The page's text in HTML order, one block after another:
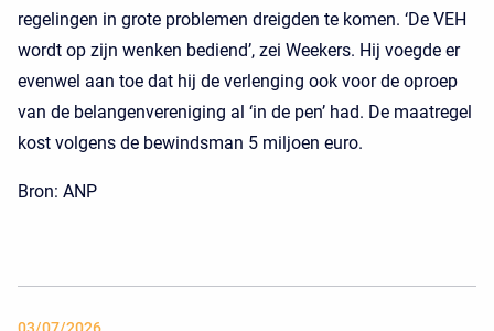
regelingen in grote problemen dreigden te komen. ‘De VEH
wordt op zijn wenken bediend’, zei Weekers. Hij voegde er
evenwel aan toe dat hij de verlenging ook voor de oproep
van de belangenvereniging al ‘in de pen’ had. De maatregel
kost volgens de bewindsman 5 miljoen euro.
Bron: ANP